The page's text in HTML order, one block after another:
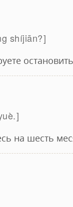
shíjiān?
на шесть